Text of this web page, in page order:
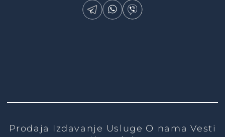
Prodaja Izdavanje Usluge O nama Vesti